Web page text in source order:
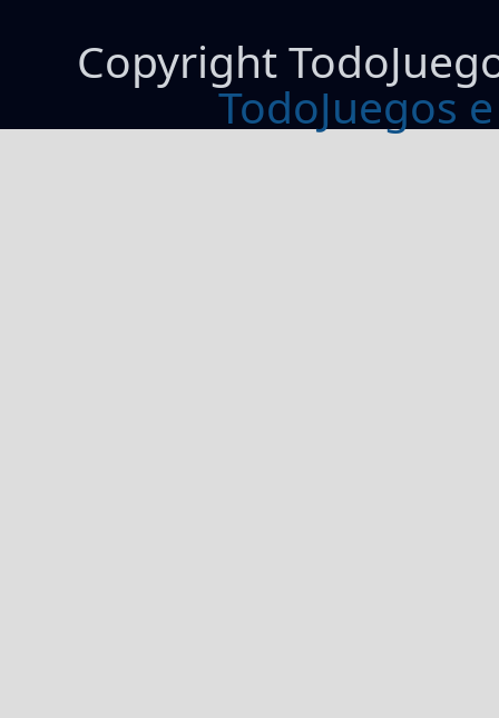
Copyright
TodoJuegos